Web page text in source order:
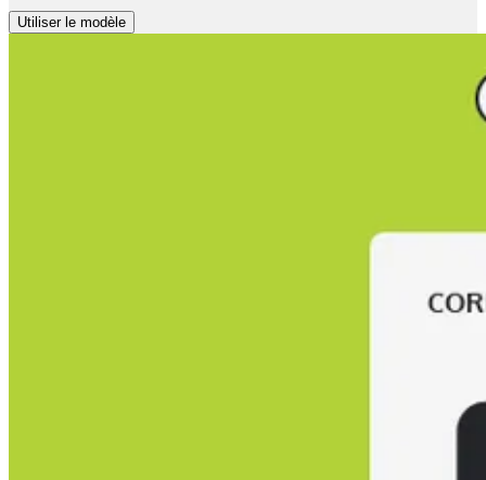
Utiliser le modèle